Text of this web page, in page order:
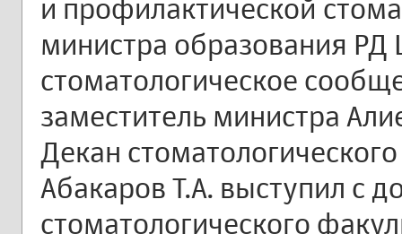
и профилактической
министра образования
стоматологическое
заместитель министра
Декан
Абакаров Т.А. выступил с
стоматологического